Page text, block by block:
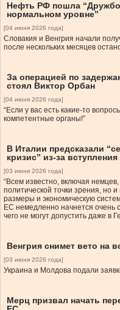
Нефть РФ пошла
нормальном уровне”
[04 июня 2026 года]
Словакия и Венгрия начали
после нескольких месяцев
За операцией по
стоял Виктор Орбан
[04 июня 2026 года]
“Если у вас есть какие-то
компетентные органы!”
В Италии предсказали
кризис” из-за
[03 июня 2026 года]
“Всем известно, включая
политической точки зрения, но
размеры и экономическую
ЕС немедленно начнется очень
чего не могут допустить даже в
Венгрия снимет вето на
[03 июня 2026 года]
Украина и Молдова подали
Мерц призвал начать